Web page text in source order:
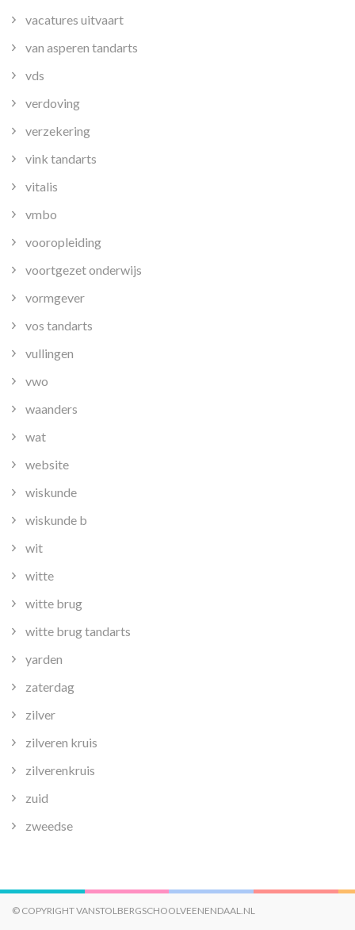
vacatures uitvaart
van asperen tandarts
vds
verdoving
verzekering
vink tandarts
vitalis
vmbo
vooropleiding
voortgezet onderwijs
vormgever
vos tandarts
vullingen
vwo
waanders
wat
website
wiskunde
wiskunde b
wit
witte
witte brug
witte brug tandarts
yarden
zaterdag
zilver
zilveren kruis
zilverenkruis
zuid
zweedse
© COPYRIGHT VANSTOLBERGSCHOOLVEENENDAAL.NL